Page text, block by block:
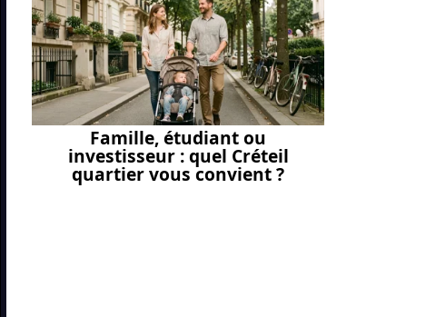
Famille, étudiant ou
investisseur : quel Créteil
quartier vous convient ?